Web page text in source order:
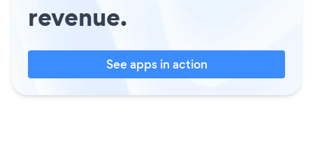
revenue.
See apps in action